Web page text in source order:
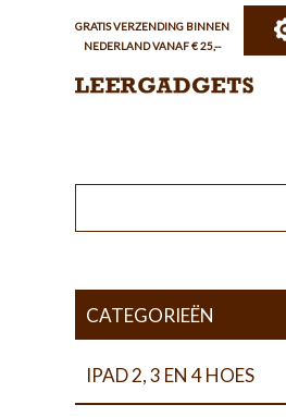
GRATIS VERZENDING BINNEN
NEDERLAND VANAF € 25,--
CATEGORIEËN
IPAD 2, 3 EN 4 HOES